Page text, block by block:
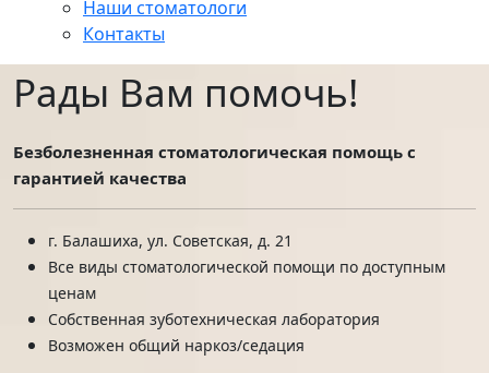
Наши стоматологи
Контакты
Рады Вам помочь!
Безболезненная стоматологическая помощь с
гарантией качества
г. Балашиха, ул. Советская, д. 21
Все виды стоматологической помощи по доступным
ценам
Собственная зуботехническая лаборатория
Возможен общий наркоз/седация